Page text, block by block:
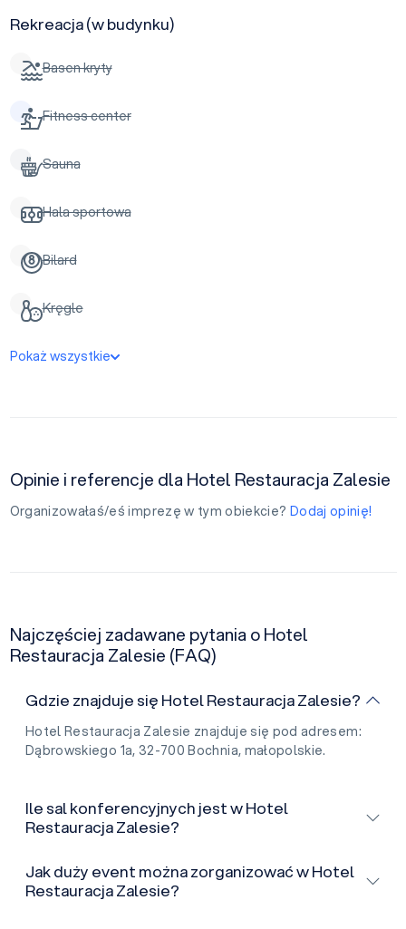
Rekreacja (w budynku)
Basen kryty
Fitness center
Sauna
Hala sportowa
Bilard
Kręgle
Pokaż wszystkie
Opinie i referencje dla Hotel Restauracja Zalesie
Organizowałaś/eś imprezę w tym obiekcie? Dodaj opinię!
Najczęściej zadawane pytania o Hotel
Restauracja Zalesie (FAQ)
Gdzie znajduje się Hotel Restauracja Zalesie?
Hotel Restauracja Zalesie znajduje się pod adresem:
Dąbrowskiego 1a, 32-700 Bochnia, małopolskie.
Ile sal konferencyjnych jest w Hotel
Restauracja Zalesie?
Jak duży event można zorganizować w Hotel
Restauracja Zalesie?